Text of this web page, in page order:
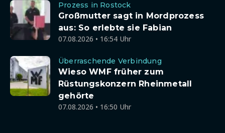
Prozess in Rostock
Großmutter sagt in Mordprozess
aus: So erlebte sie Fabian
07.08.2026 • 16:54 Uhr
Überraschende Verbindung
Wieso WMF früher zum
Rüstungskonzern Rheinmetall
gehörte
07.08.2026 • 16:50 Uhr